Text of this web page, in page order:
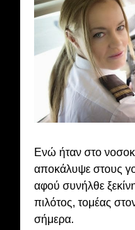
Ενώ ήταν στο
αποκάλυψε στους
αφού συνήλθε
πιλότος, τομέας
σήμερα.